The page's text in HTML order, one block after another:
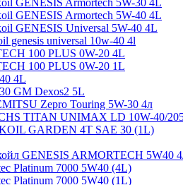
GENESIS Armortech 5W-40 4L
GENESIS Universal 5W-40 4L
genesis universal 10w-40 4l
100 PLUS 0W-20 4L
100 PLUS 0W-20 1L
4L
GM Dexos2 5L
Zepro Touring 5W-30 4л
TITAN UNIMAX LD 10W-40/
GARDEN 4Т SAE 30 (1L)
GENESIS ARMORTECH 5W40
Platinum 7000 5W40 (4L)
Platinum 7000 5W40 (1L)